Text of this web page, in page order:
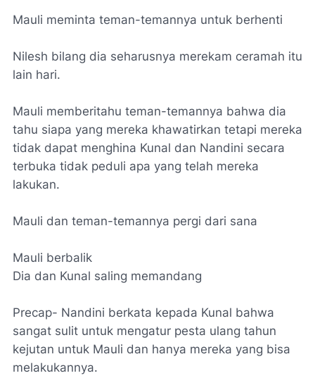
Mauli meminta teman-temannya untuk berhenti
Nilesh bilang dia seharusnya merekam ceramah itu
lain hari.
Mauli memberitahu teman-temannya bahwa dia
tahu siapa yang mereka khawatirkan tetapi mereka
tidak dapat menghina Kunal dan Nandini secara
terbuka tidak peduli apa yang telah mereka
lakukan.
Mauli dan teman-temannya pergi dari sana
Mauli berbalik
Dia dan Kunal saling memandang
Precap- Nandini berkata kepada Kunal bahwa
sangat sulit untuk mengatur pesta ulang tahun
kejutan untuk Mauli dan hanya mereka yang bisa
melakukannya.